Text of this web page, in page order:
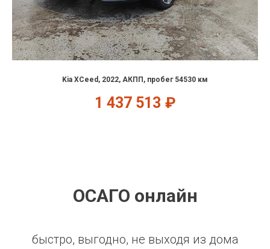
Kia XCeed, 2022, АКПП, пробег 54530 км
1 437 513 ₽
ОСАГО онлайн
быстро, выгодно, не выходя из дома